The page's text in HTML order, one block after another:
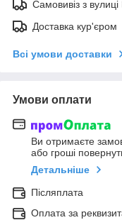
Самовивіз з
Доставка кур'єром
Всі умови доставки
Умови оплати
Ви отримаєте
або гроші
Детальніше
Післяплата
Оплата за